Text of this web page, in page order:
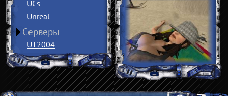
UCs
Unreal
Серверы
UT2004